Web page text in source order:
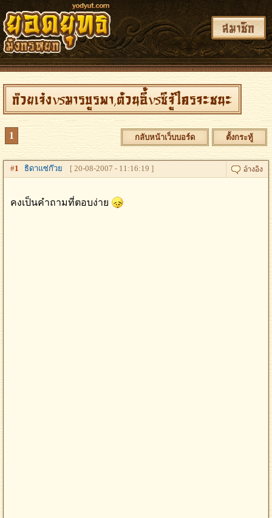
สมาชิก
ก๊วยเจ๋งvsมารบูรพา,ต้วนอี้vsซีจู๋ใครจะชนะ
1 กลับหน้าเว็บบอร์ด ตั้งกระทู้
#1 ธิดาแซ่ก๊วย [ 20-08-2007 - 11:16:19 ]
คงเป็นคำถามที่ตอบง่าย